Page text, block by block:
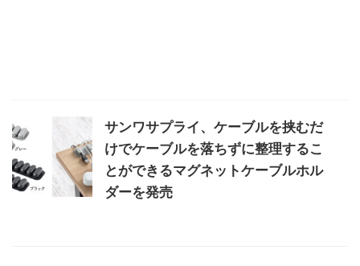
サンワサプライ、ケーブルを挟むだ
けでケーブルを落ちずに整理するこ
とができるマグネットケーブルホル
ダーを発売